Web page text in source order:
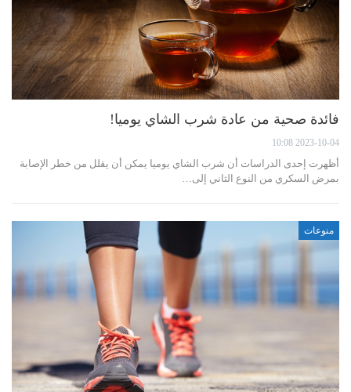
فائدة صحية من عادة شرب الشاي يوميا!
2023-10-04 10:08
أظهرت إحدى الدراسات أن شرب الشاي يوميا يمكن أن يقلل من خطر الإصابة
بمرض السكري من النوع الثاني إلى…
منوعات